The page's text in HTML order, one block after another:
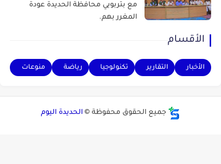
مع بتربويي محافظة الحديدة عودة
المغرر بهم.
الأقسام
الأخبار التقارير تكنولوجيا رياضة منوعات
جميع الحقوق محفوظة © الحديدة اليوم